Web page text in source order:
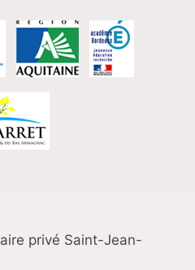
privé Saint-Jean-